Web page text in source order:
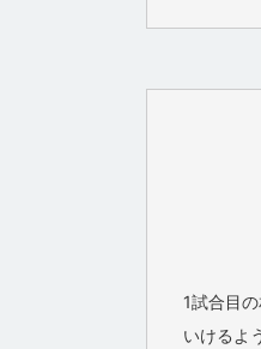
1試合目
いけるよ